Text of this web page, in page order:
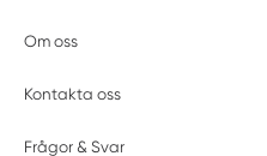
Om oss
Kontakta oss
Frågor & Svar